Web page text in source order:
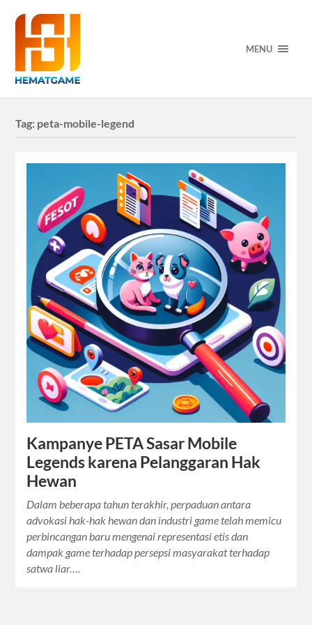
MENU
Tag: peta-mobile-legend
Kampanye PETA Sasar Mobile
Legends karena Pelanggaran Hak
Hewan
Dalam beberapa tahun terakhir, perpaduan antara
advokasi hak-hak hewan dan industri game telah memicu
perbincangan baru mengenai representasi etis dan
dampak game terhadap persepsi masyarakat terhadap
satwa liar….